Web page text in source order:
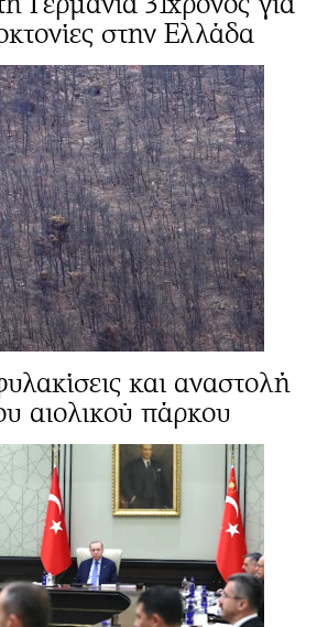
στην Ελλάδα
και αναστολή
αιολικού πάρκου